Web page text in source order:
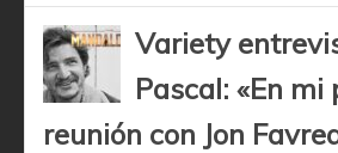
Variety
Pascal: «En mi
reunión con Jon